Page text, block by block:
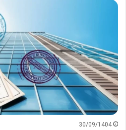
30/09/1404